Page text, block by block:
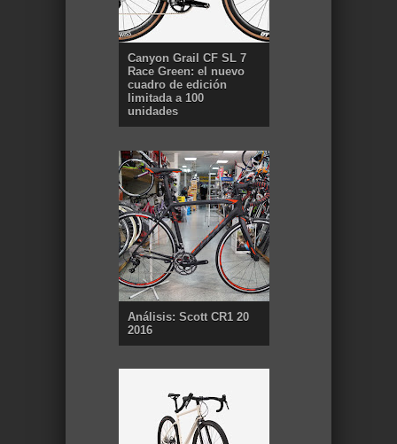
Canyon Grail CF SL 7
Race Green: el nuevo
cuadro de edición
limitada a 100
unidades
Análisis: Scott CR1 20
2016